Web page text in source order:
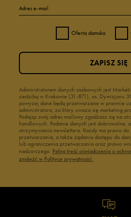
Adres e-mail
Oferta damska
Administratorem danych osobowych jest
siedzibą w Krakowie (31-871), os. Dywizjonu
powyżej dane będą przetwarzane w prawnie
administratora, za który uważa się marketing
Podając swój adres mailowy zgadzasz się na
handlowych. Podanie danych jest dobrowolne,
otrzymywania newslettera. Każdy ma prawo do
przetwarzania, a także żądania dostępu do
lub ograniczenia przetwarzania oraz prawo
nadzorczego. Pełną treść oświadczenia o
znaleźć w Polityce prywatności.
ZAPISZ SIĘ